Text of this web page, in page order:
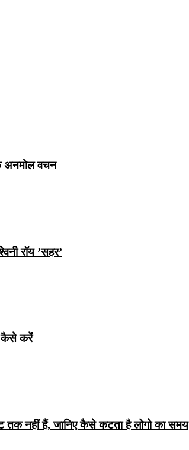
अनमोल वचन
रॉय ’सहर’
कैसे करें
​​नहीं हैं, जानिए कैसे कटता है लोगो का समय